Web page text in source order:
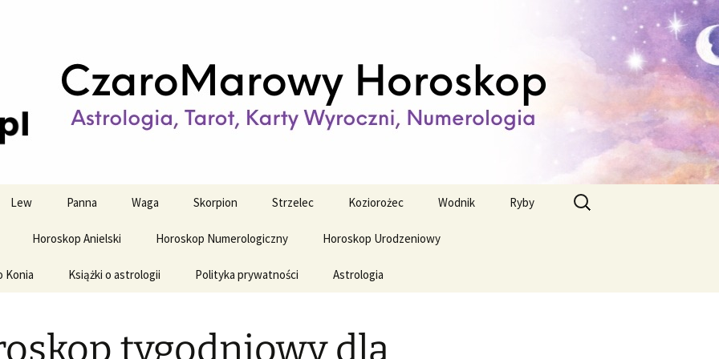
horoskop dzienny,
i tygodniowy
Lew Panna Waga Skorpion Strzelec Koziorożec Wodnik Ryby
Horoskop Anielski Horoskop Numerologiczny Horoskop Urodzeniowy
Konia Książki o astrologii Polityka prywatności Astrologia
Szukaj:
tygodniowy dla